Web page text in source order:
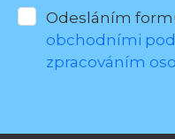
Odesláním
obchodními
zpracováním